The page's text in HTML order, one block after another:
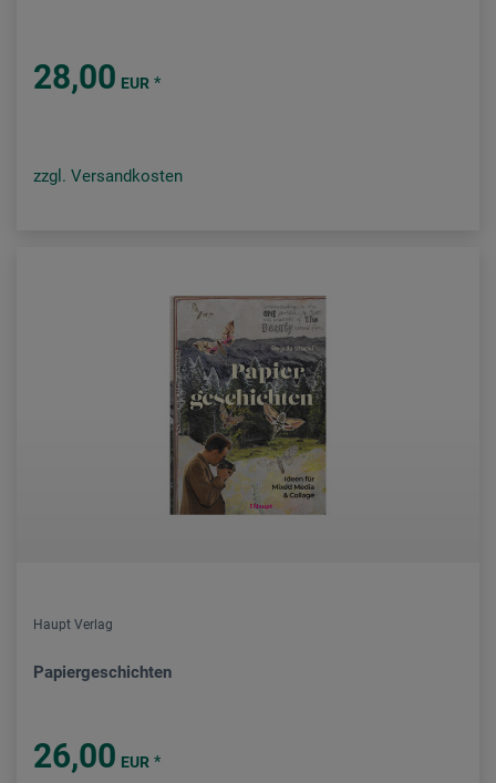
28,00 EUR *
zzgl. Versandkosten
Haupt Verlag
Papiergeschichten
26,00 EUR *